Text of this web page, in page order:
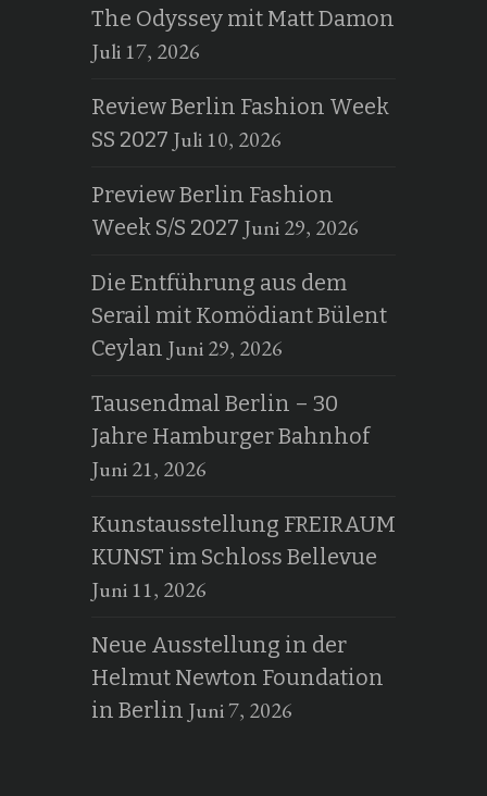
The Odyssey mit Matt Damon
Juli 17, 2026
Review Berlin Fashion Week
SS 2027 Juli 10, 2026
Preview Berlin Fashion
Week S/S 2027 Juni 29, 2026
Die Entführung aus dem
Serail mit Komödiant Bülent
Ceylan Juni 29, 2026
Tausendmal Berlin – 30
Jahre Hamburger Bahnhof
Juni 21, 2026
Kunstausstellung FREIRAUM
KUNST im Schloss Bellevue
Juni 11, 2026
Neue Ausstellung in der
Helmut Newton Foundation
in Berlin Juni 7, 2026